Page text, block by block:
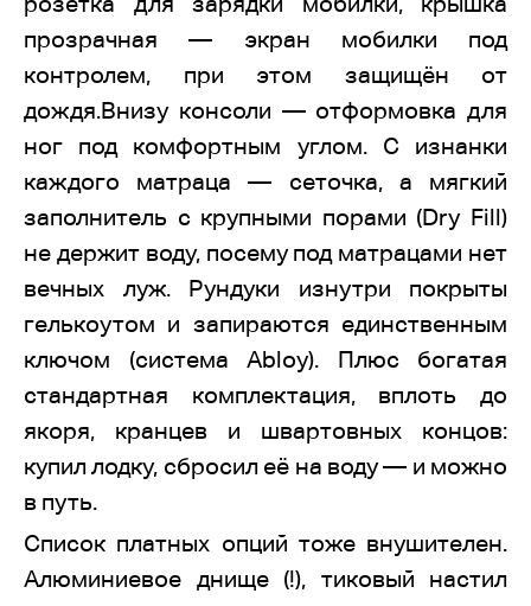
прозрачная — экран мобилки под
контролем, при этом защищён от
дождя.Внизу консоли — отформовка для
ног под комфортным углом. С изнанки
каждого матраца — сеточка, а мягкий
заполнитель с крупными порами (Dry Fill)
не держит воду, посему под матрацами нет
вечных луж. Рундуки изнутри покрыты
гелькоутом и запираются единственным
ключом (система Abloy). Плюс богатая
стандартная комплектация, вплоть до
якоря, кранцев и швартовных концов:
купил лодку, сбросил её на воду — и можно
в путь.
Список платных опций тоже внушителен.
Алюминиевое днище (!), тиковый настил